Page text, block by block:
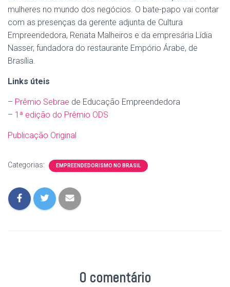
mulheres no mundo dos negócios. O bate-papo vai contar
com as presenças da gerente adjunta de Cultura
Empreendedora, Renata Malheiros e da empresária Lídia
Nasser, fundadora do restaurante Empório Árabe, de
Brasília.
Links úteis
– Prêmio Sebrae de Educação Empreendedora
– 1ª edição do Prêmio ODS
Publicação Original
Categorias: EMPREENDEDORISMO NO BRASIL
0 comentário